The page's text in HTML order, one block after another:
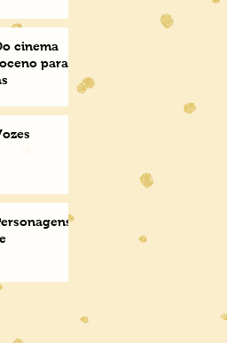
cinema
para